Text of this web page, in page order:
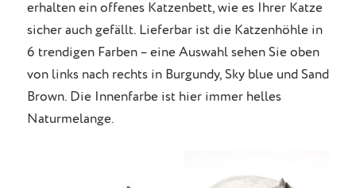
erhalten ein offenes Katzenbett, wie es Ihrer Katze
sicher auch gefällt. Lieferbar ist die Katzenhöhle in
6 trendigen Farben – eine Auswahl sehen Sie oben
von links nach rechts in Burgundy, Sky blue und Sand
Brown. Die Innenfarbe ist hier immer helles
Naturmelange.